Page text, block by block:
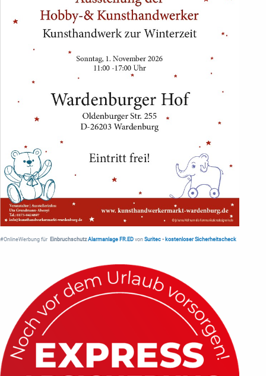
#OnlineWerbung für Einbruchschutz Alarmanlage FR.ED von Suritec • kostenloser Sicherheitscheck